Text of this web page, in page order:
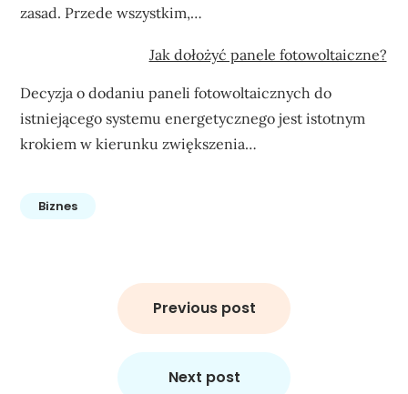
zasad. Przede wszystkim,…
Jak dołożyć panele fotowoltaiczne?
Decyzja o dodaniu paneli fotowoltaicznych do
istniejącego systemu energetycznego jest istotnym
krokiem w kierunku zwiększenia…
Biznes
Previous post
Next post